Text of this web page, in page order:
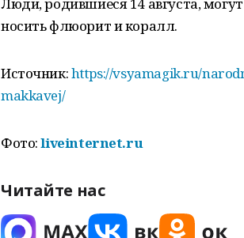
носить флюорит и коралл.
Источник:https://vsyamagik.ru/
makkavej/
Фото:liveinternet.ru
Читайте нас